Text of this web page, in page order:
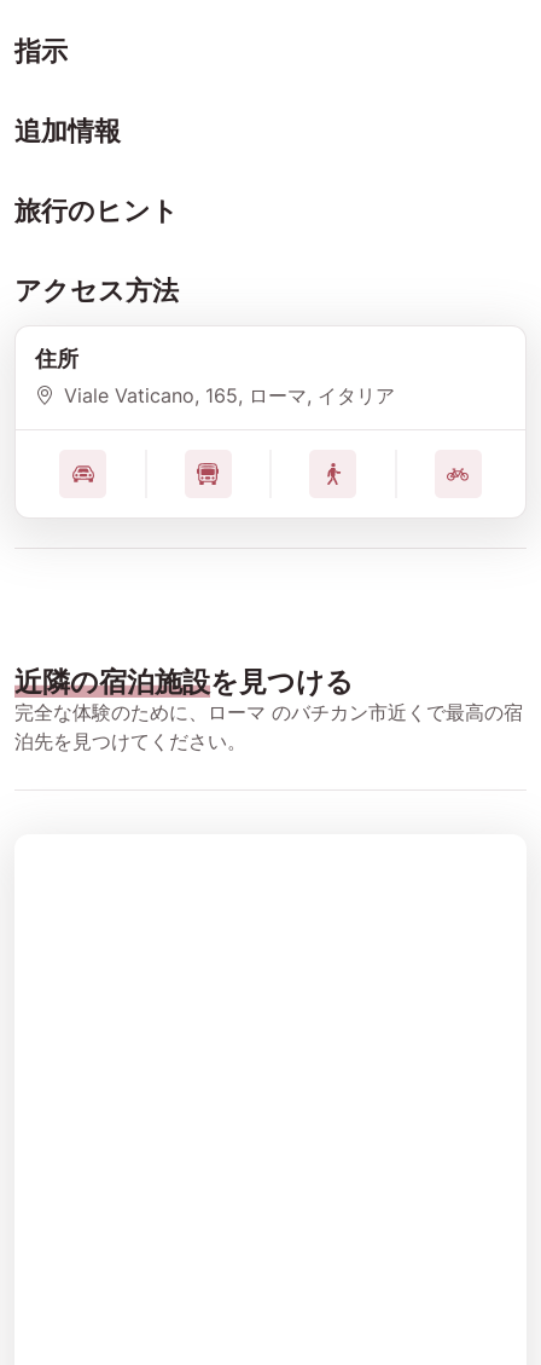
指示
追加情報
旅行のヒント
アクセス方法
住所
Viale Vaticano, 165, ローマ, イタリア
近隣の宿泊施設を見つける
完全な体験のために、ローマ のバチカン市近くで最高の宿
泊先を見つけてください。